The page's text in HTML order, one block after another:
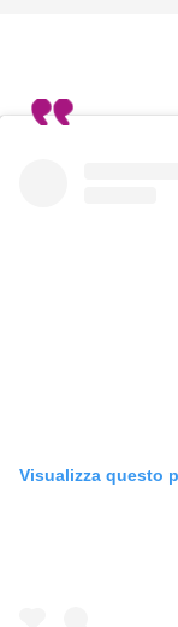
Visualizza questo